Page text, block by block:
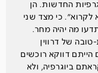
החדשות. הן
לקרוא״. כי מצד שני
מה יהיה מחר.
של דרווין
דווקא רוכשים
ביוגרפיה, ולא